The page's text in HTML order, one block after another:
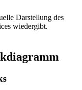
Darstellung des
wiedergibt.